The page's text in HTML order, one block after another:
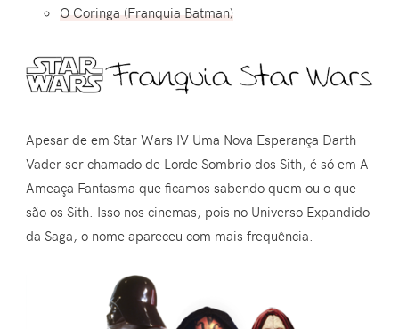
O Coringa (Franquia Batman)
Apesar de em Star Wars IV Uma Nova Esperança Darth
Vader ser chamado de Lorde Sombrio dos Sith, é só em A
Ameaça Fantasma que ficamos sabendo quem ou o que
são os Sith. Isso nos cinemas, pois no Universo Expandido
da Saga, o nome apareceu com mais frequência.